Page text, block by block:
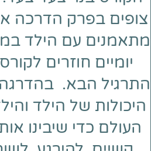
צופים בפרק הדרכה
התרגיל הבא.
היכולות של הילד